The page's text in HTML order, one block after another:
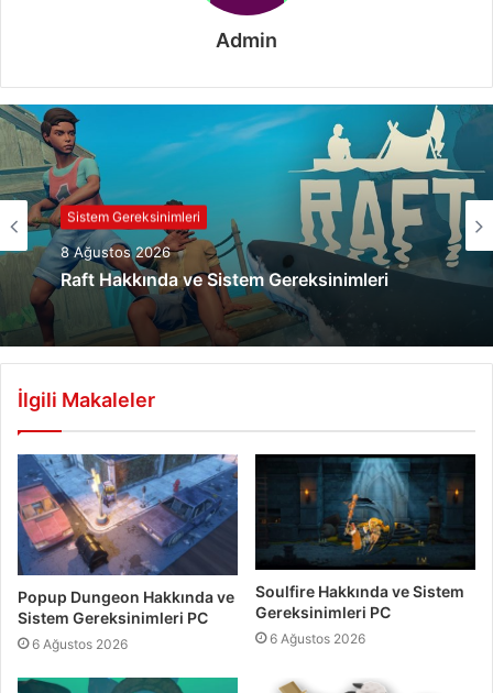
Admin
Sistem Gereksinimleri
8 Ağustos 2026
Raft Hakkında ve Sistem Gereksinimleri
İlgili Makaleler
Popup Dungeon Hakkında ve
Sistem Gereksinimleri PC
6 Ağustos 2026
Soulfire Hakkında ve Sistem
Gereksinimleri PC
6 Ağustos 2026